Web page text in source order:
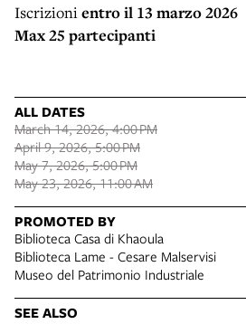
Iscrizionientro il 13 marzo 2026
Max 25 partecipanti
ALL DATES
March 14, 2026, 4:00 PM
April 9, 2026, 5:00 PM
May 7, 2026, 5:00 PM
May 23, 2026, 11:00 AM
PROMOTED BY
Biblioteca Casa di Khaoula
Biblioteca Lame - Cesare Malservisi
Museo del Patrimonio Industriale
SEE ALSO